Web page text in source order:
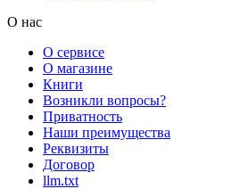
О нас
О сервисе
О магазине
Книги
Возникли вопросы?
Приватность
Наши преимущества
Реквизиты
Договор
llm.txt